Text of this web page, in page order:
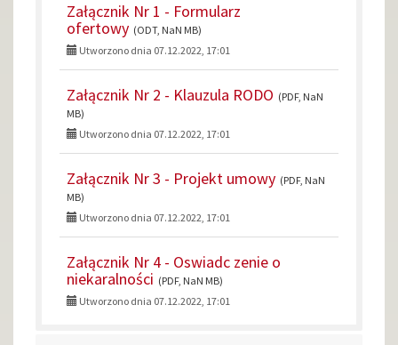
Załącznik Nr 1 - Formularz
ofertowy (ODT, NaN MB)
Utworzono dnia 07.12.2022, 17:01
Załącznik Nr 2 - Klauzula RODO (PDF, NaN
MB)
Utworzono dnia 07.12.2022, 17:01
Załącznik Nr 3 - Projekt umowy (PDF, NaN
MB)
Utworzono dnia 07.12.2022, 17:01
Załącznik Nr 4 - Oswiadc zenie o
niekaralności (PDF, NaN MB)
Utworzono dnia 07.12.2022, 17:01